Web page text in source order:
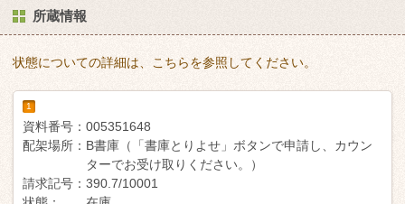
所蔵情報
状態についての詳細は、こちらを参照してください。
1
資料番号： 005351648
配架場所： B書庫（「書庫とりよせ」ボタンで申請し、カウン
ターでお受け取りください。）
請求記号： 390.7/10001